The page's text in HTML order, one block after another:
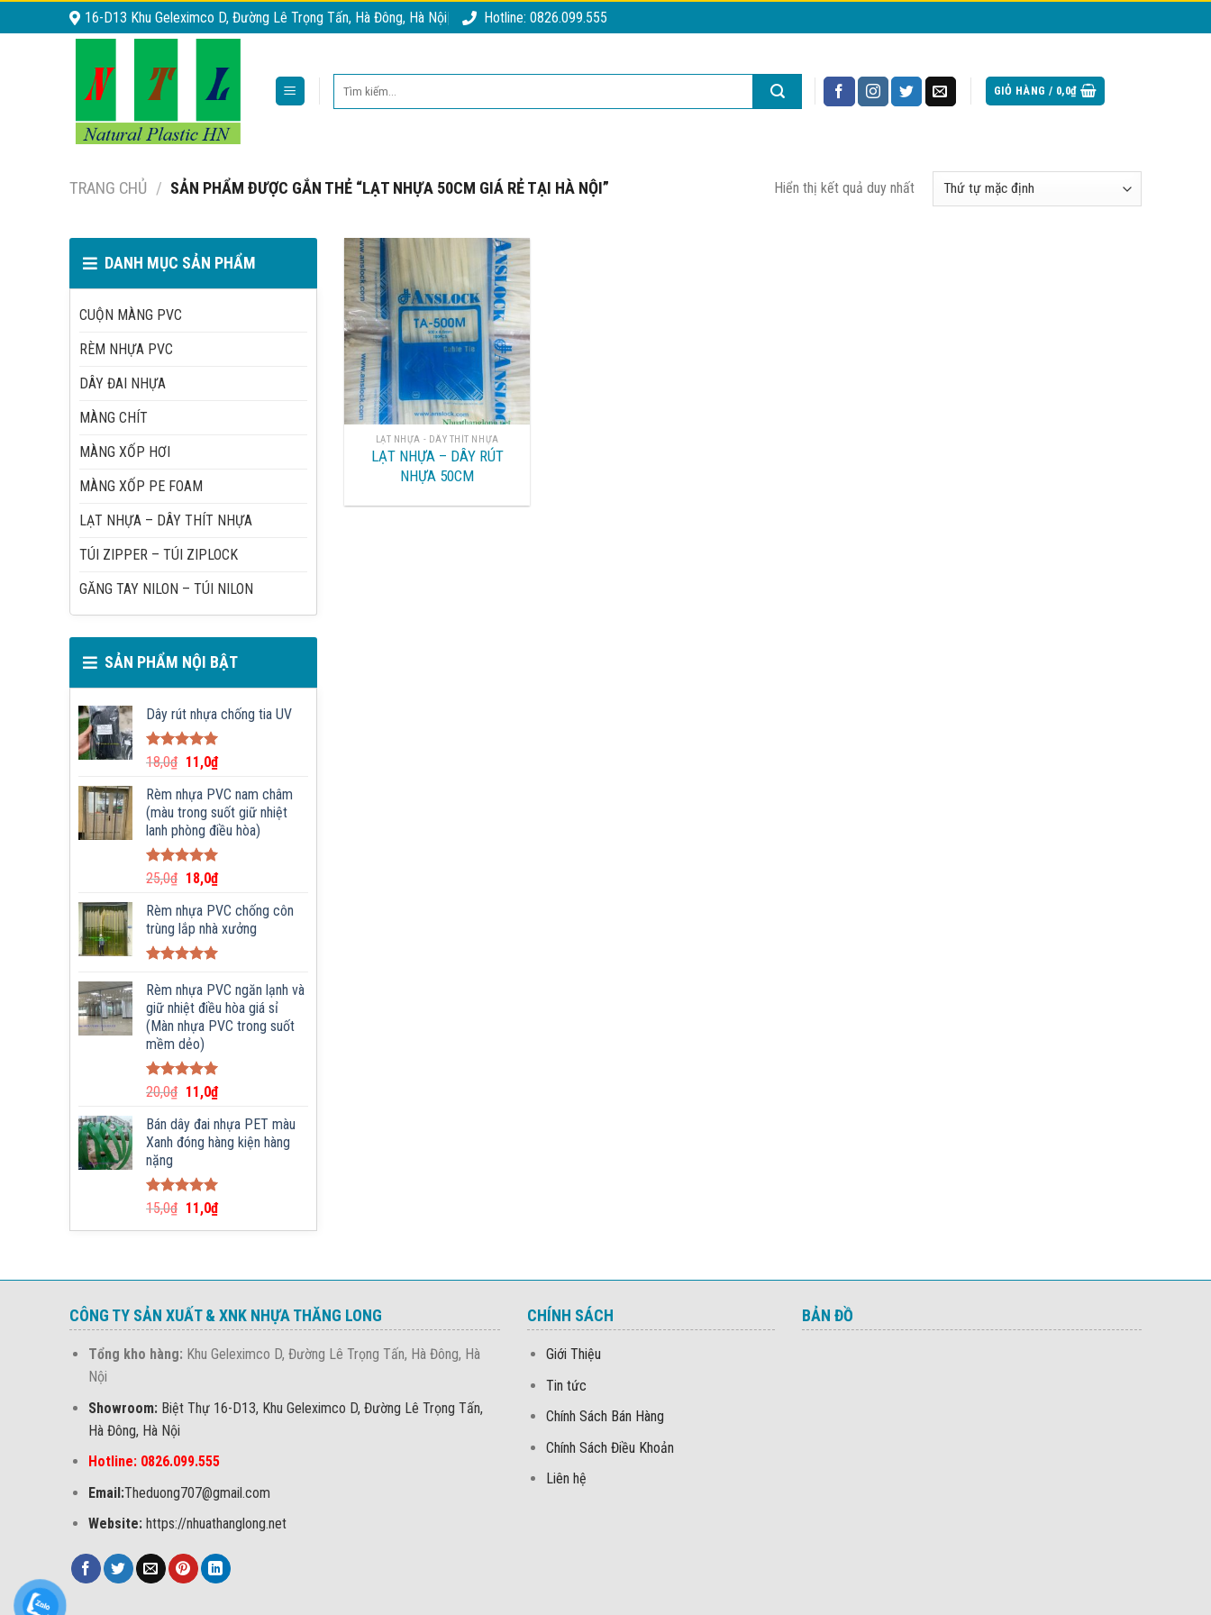
to
16-D13 Khu Geleximco D, Đường Lê Trọng Tấn, Hà Đông, Hà Nội Hotline: 0826.099.555
kiếm:
GIỎ HÀNG / 0,0₫
TRANG CHỦ / SẢN PHẨM ĐƯỢC GẮN THẺ “LẠT NHỰA 50CM GIÁ RẺ TẠI HÀ NỘI” Hiển thị kết quả duy nhất
DANH MỤC SẢN PHẨM
CUỘN MÀNG PVC
RÈM NHỰA PVC
DÂY ĐAI NHỰA
MÀNG CHÍT
MÀNG XỐP HƠI
MÀNG XỐP PE FOAM
LẠT NHỰA – DÂY THÍT NHỰA
TÚI ZIPPER – TÚI ZIPLOCK
GĂNG TAY NILON – TÚI NILON
SẢN PHẨM NỘI BẬT
Dây rút nhựa chống tia UV
Được xếp
hạng
5.00
5 sao
18,0₫ 11,0₫
Rèm nhựa PVC nam châm
(màu trong suốt giữ nhiệt
lanh phòng điều hòa)
Được xếp
hạng
5.00
5 sao
25,0₫ 18,0₫
Rèm nhựa PVC chống côn
trùng lắp nhà xưởng
hạng5.00
5 sao
Rèm nhựa PVC ngăn lạnh và
giữ nhiệt điều hòa giá sỉ
(Màn nhựa PVC trong suốt
mềm dẻo)
Được xếp
hạng
5.00
5 sao
20,0₫ 11,0₫
Bán dây đai nhựa PET màu
Xanh đóng hàng kiện hàng
nặng
Được xếp
hạng
5.00
5 sao
15,0₫ 11,0₫
LẠT NHỰA - DÂY THÍT NHỰA
LẠT NHỰA – DÂY RÚT
NHỰA 50CM
CÔNG TY SẢN XUẤT & XNK NHỰA THĂNG LONG
Tổng kho hàng: Khu Geleximco D, Đường Lê Trọng Tấn, Hà Đông, Hà
Nội
Showroom: Biệt Thự 16-D13, Khu Geleximco D, Đường Lê Trọng Tấn,
Hà Đông, Hà Nội
Hotline: 0826.099.555
Email:Theduong707@gmail.com
Website:https://nhuathanglong.net
CHÍNH SÁCH
Giới Thiệu
Tin tức
Chính Sách Bán Hàng
Chính Sách Điều Khoản
Liên hệ
BẢN ĐỒ